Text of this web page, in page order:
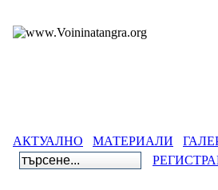
АКТУАЛНО МАТЕРИАЛИ